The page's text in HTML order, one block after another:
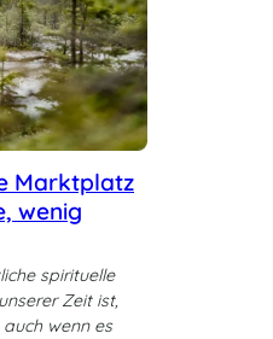
Marktplatz
wenig
spirituelle
Zeit ist,
wenn es